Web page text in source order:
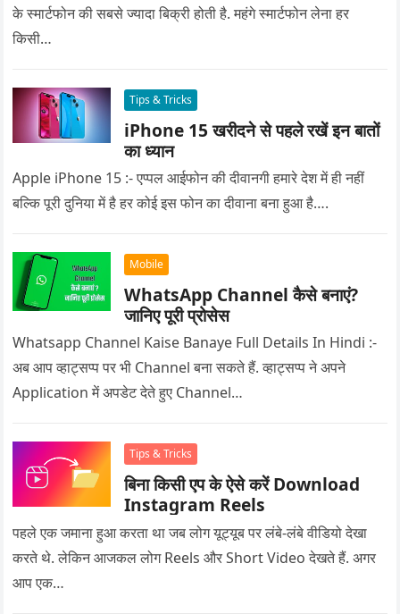
के स्मार्टफोन की सबसे ज्यादा बिक्री होती है. महंगे स्मार्टफोन लेना हर
किसी…
Tips & Tricks
iPhone 15 खरीदने से पहले रखें इन बातों
का ध्यान
Apple iPhone 15 :- एप्पल आईफोन की दीवानगी हमारे देश में ही नहीं
बल्कि पूरी दुनिया में है हर कोई इस फोन का दीवाना बना हुआ है….
Mobile
WhatsApp Channel कैसे बनाएं?
जानिए पूरी प्रोसेस
Whatsapp Channel Kaise Banaye Full Details In Hindi :-
अब आप व्हाट्सप्प पर भी Channel बना सकते हैं. व्हाट्सप्प ने अपने
Application में अपडेट देते हुए Channel…
Tips & Tricks
बिना किसी एप के ऐसे करें Download
Instagram Reels
पहले एक जमाना हुआ करता था जब लोग यूट्यूब पर लंबे-लंबे वीडियो देखा
करते थे. लेकिन आजकल लोग Reels और Short Video देखते हैं. अगर
आप एक…